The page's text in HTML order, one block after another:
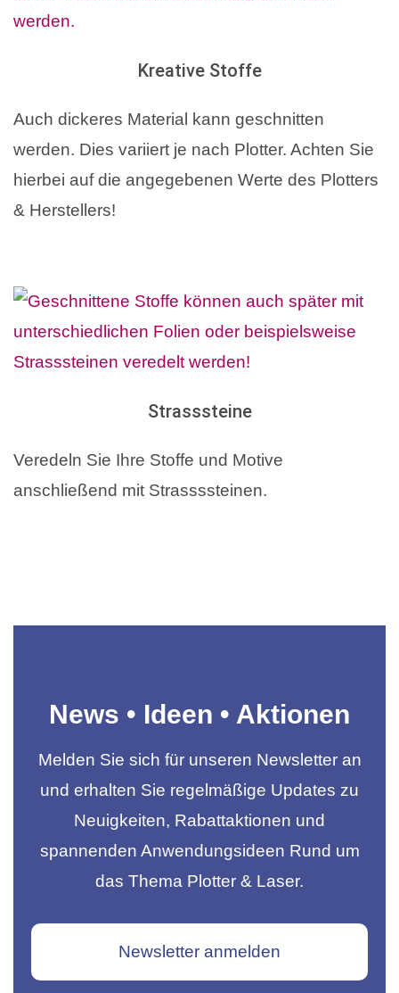
Kreative Stoffe
Auch dickeres Material kann geschnitten
werden. Dies variiert je nach Plotter. Achten Sie
hierbei auf die angegebenen Werte des Plotters
& Herstellers!
Strasssteine
Veredeln Sie Ihre Stoffe und Motive
anschließend mit Strassssteinen.
News • Ideen • Aktionen
Melden Sie sich für unseren Newsletter an
und erhalten Sie regelmäßige Updates zu
Neuigkeiten, Rabattaktionen und
spannenden Anwendungsideen Rund um
das Thema Plotter & Laser.
Newsletter anmelden